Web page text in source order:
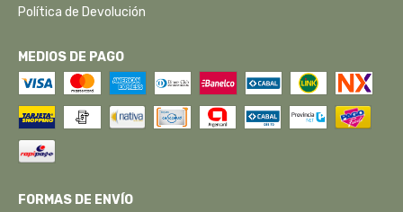
Política de Devolución
MEDIOS DE PAGO
FORMAS DE ENVÍO